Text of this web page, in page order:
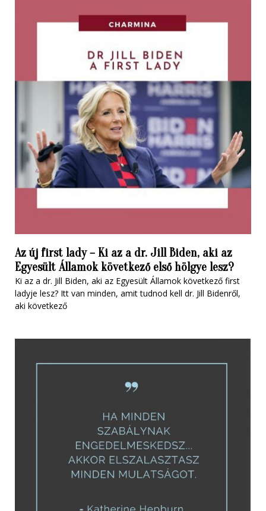
Az új first lady – Ki az a dr. Jill Biden, aki az
Egyesült Államok következő első hölgye lesz?
Ki az a dr. Jill Biden, aki az Egyesült Államok következő first
ladyje lesz? Itt van minden, amit tudnod kell dr. Jill Bidenről,
aki következő